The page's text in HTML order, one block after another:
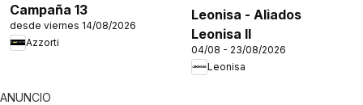
Campaña 13
desde viernes 14/08/2026
Azzorti
Leonisa - Aliados
Leonisa II
04/08 - 23/08/2026
Leonisa
ANUNCIO